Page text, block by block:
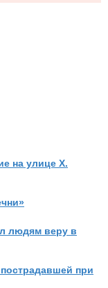
на улице Х.
людям веру в
при